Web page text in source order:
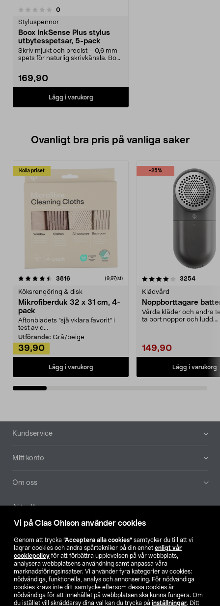
Vi på Clas Ohlson använder cookies
Genom att trycka ”Acceptera alla cookies” samtycker du till att vi
lagrar cookies och andra spårtekniker på din enhet enligt vår
cookiepolicy för att förbättra upplevelsen på vår webbplats,
analysera webbplatsens användning samt anpassa våra
marknadsföringsinsatser. Vi använder fyra kategorier av cookies:
nödvändiga, funktionella, analys och annonsering. För nödvändiga
cookies krävs inte ditt samtycke eftersom dessa cookies är
nödvändiga för att innehållet på webbplatsen ska kunna fungera. Om
du istället vill skräddarsy dina val kan du trycka på inställningar. Ditt
0recensioner
Styluspennor
Boox InkSense Plus stylus
utbytesspetsar, 5-pack
Skriv mjukt och precist – 0,6 mm
spets för naturlig skrivkänsla. Boox
169,90
Lägg i varukorg
Ovanligt bra pris på vanliga saker
Kolla priset
3816recensioner (9,97/st)
Köksrengöring & disk
Mikrofiberduk 32 x 31 cm, 4-
pack
Aftonbladets "självklara favorit” i
test av d...
Utförande: Grå/beige
39,90
Lägg i varukorg
-25%
4.0av 5 stjärnor 3254
Klädvård
Noppborttagare
Vårda kläder och andra
ta bort noppor och ludd.
149,90
Lägg i varukorg
4.5av 5 stjärnor
Sidfot
Kundservice
Mitt konto
Om oss
Aktuellt
Hitta butik
SE NO FI